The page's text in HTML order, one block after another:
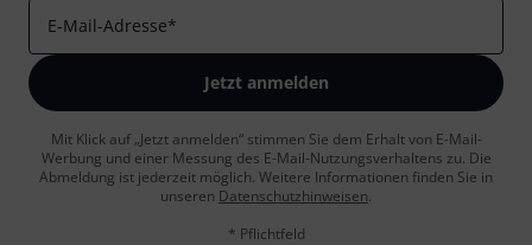
E-Mail-Adresse*
Jetzt anmelden
Mit Klick auf „Jetzt anmelden“ stimmen Sie dem Erhalt von E-Mail-
Werbung und einer Messung des E-Mail-Nutzungsverhaltens zu. Die
Abmeldung ist jederzeit möglich. Weitere Informationen finden Sie in
unseren Datenschutzhinweisen.
* Pflichtfeld